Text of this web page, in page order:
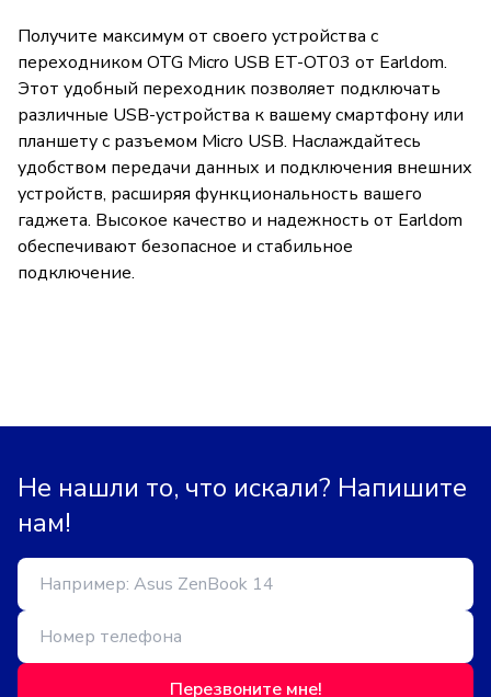
Получите максимум от своего устройства с
переходником OTG Micro USB ET-OT03 от Earldom.
Этот удобный переходник позволяет подключать
различные USB-устройства к вашему смартфону или
планшету с разъемом Micro USB. Наслаждайтесь
удобством передачи данных и подключения внешних
устройств, расширяя функциональность вашего
гаджета. Высокое качество и надежность от Earldom
обеспечивают безопасное и стабильное
подключение.
Не нашли то, что искали? Напишите
нам!
Перезвоните мне!